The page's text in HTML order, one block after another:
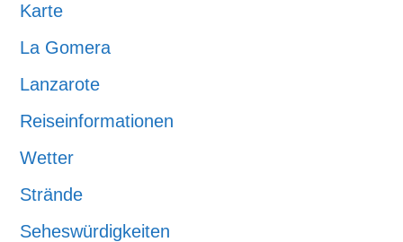
Karte
La Gomera
Lanzarote
Reiseinformationen
Wetter
Strände
Seheswürdigkeiten